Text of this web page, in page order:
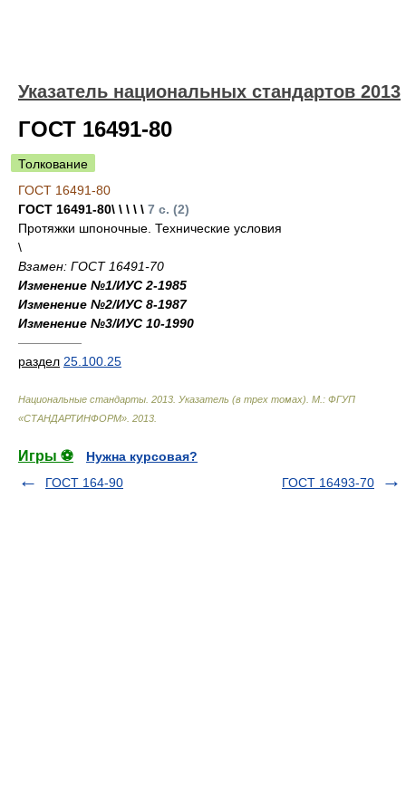
Указатель национальных стандартов 2013
ГОСТ 16491-80
Толкование
ГОСТ 16491-80
ГОСТ 16491-80\ \ \ \ \ 7 с. (2)
Протяжки шпоночные. Технические условия
\
Взамен: ГОСТ 16491-70
Изменение №1/ИУС 2-1985
Изменение №2/ИУС 8-1987
Изменение №3/ИУС 10-1990
—————
раздел 25.100.25
Национальные стандарты. 2013. Указатель (в трех томах). М.: ФГУП
«СТАНДАРТИНФОРМ» 2013
Игры ⚽
Нужна курсовая?
ГОСТ 164-90
ГОСТ 16493-70